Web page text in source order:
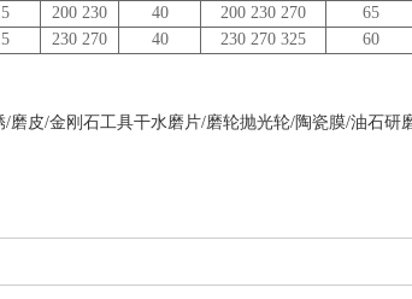
200 230 40 200 230 270
65
230 270 40 230 270 325
60
皮/金刚石工具干水磨片/磨轮抛光轮/陶瓷膜/油石研